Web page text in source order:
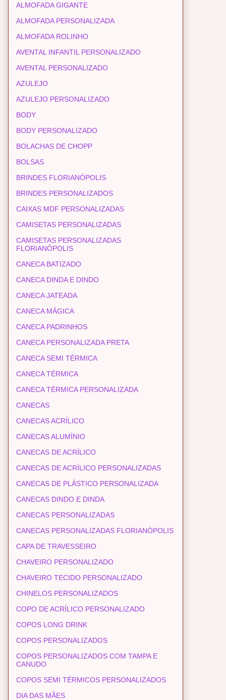
ALMOFADA GIGANTE
ALMOFADA PERSONALIZADA
ALMOFADA ROLINHO
AVENTAL INFANTIL PERSONALIZADO
AVENTAL PERSONALIZADO
AZULEJO
AZULEJO PERSONALIZADO
BODY
BODY PERSONALIZADO
BOLACHAS DE CHOPP
BOLSAS
BRINDES FLORIANÓPOLIS
BRINDES PERSONALIZADOS
CAIXAS MDF PERSONALIZADAS
CAMISETAS PERSONALIZADAS
CAMISETAS PERSONALIZADAS
FLORIANÓPOLIS
CANECA BATIZADO
CANECA DINDA E DINDO
CANECA JATEADA
CANECA MÁGICA
CANECA PADRINHOS
CANECA PERSONALIZADA PRETA
CANECA SEMI TÉRMICA
CANECA TÉRMICA
CANECA TÉRMICA PERSONALIZADA
CANECAS
CANECAS ACRÍLICO
CANECAS ALUMÍNIO
CANECAS DE ACRÍLICO
CANECAS DE ACRÍLICO PERSONALIZADAS
CANECAS DE PLÁSTICO PERSONALIZADA
CANECAS DINDO E DINDA
CANECAS PERSONALIZADAS
CANECAS PERSONALIZADAS FLORIANÓPOLIS
CAPA DE TRAVESSEIRO
CHAVEIRO PERSONALIZADO
CHAVEIRO TECIDO PERSONALIZADO
CHINELOS PERSONALIZADOS
COPO DE ACRÍLICO PERSONALIZADO
COPOS LONG DRINK
COPOS PERSONALIZADOS
COPOS PERSONALIZADOS COM TAMPA E
CANUDO
COPOS SEMI TÉRMICOS PERSONALIZADOS
DIA DAS MÃES